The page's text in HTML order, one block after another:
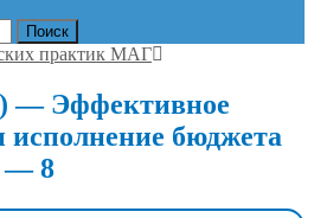
практик МАГ
— Эффективное
бюджета
— 8